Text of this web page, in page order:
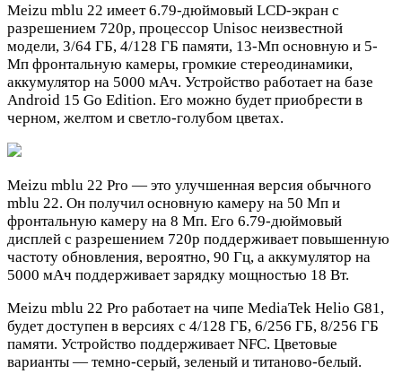
Meizu mblu 22 имеет 6.79-дюймовый LCD-экран с
разрешением 720p, процессор Unisoc неизвестной
модели, 3/64 ГБ, 4/128 ГБ памяти, 13-Мп основную и 5-
Мп фронтальную камеры, громкие стереодинамики,
аккумулятор на 5000 мАч. Устройство работает на базе
Android 15 Go Edition. Его можно будет приобрести в
черном, желтом и светло-голубом цветах.
Meizu mblu 22 Pro — это улучшенная версия обычного
mblu 22. Он получил основную камеру на 50 Мп и
фронтальную камеру на 8 Мп. Его 6.79-дюймовый
дисплей с разрешением 720p поддерживает повышенную
частоту обновления, вероятно, 90 Гц, а аккумулятор на
5000 мАч поддерживает зарядку мощностью 18 Вт.
Meizu mblu 22 Pro работает на чипе MediaTek Helio G81,
будет доступен в версиях с 4/128 ГБ, 6/256 ГБ, 8/256 ГБ
памяти. Устройство поддерживает NFC. Цветовые
варианты — темно-серый, зеленый и титаново-белый.